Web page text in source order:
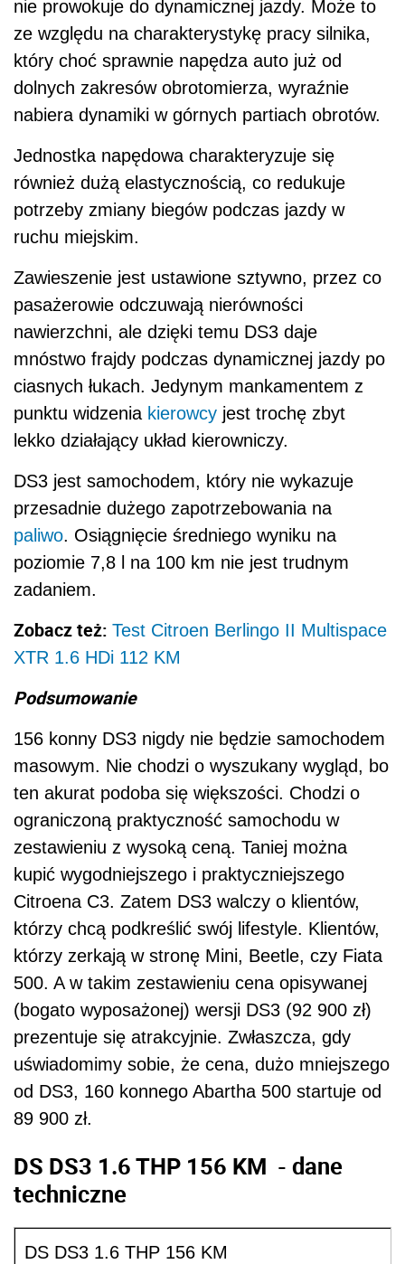
nie prowokuje do dynamicznej jazdy. Może to
ze względu na charakterystykę pracy silnika,
który choć sprawnie napędza auto już od
dolnych zakresów obrotomierza, wyraźnie
nabiera dynamiki w górnych partiach obrotów.
Jednostka napędowa charakteryzuje się
również dużą elastycznością, co redukuje
potrzeby zmiany biegów podczas jazdy w
ruchu miejskim.
Zawieszenie jest ustawione sztywno, przez co
pasażerowie odczuwają nierówności
nawierzchni, ale dzięki temu DS3 daje
mnóstwo frajdy podczas dynamicznej jazdy po
ciasnych łukach. Jedynym mankamentem z
punktu widzenia kierowcy jest trochę zbyt
lekko działający układ kierowniczy.
DS3 jest samochodem, który nie wykazuje
przesadnie dużego zapotrzebowania na
paliwo. Osiągnięcie średniego wyniku na
poziomie 7,8 l na 100 km nie jest trudnym
zadaniem.
Zobacz też: Test Citroen Berlingo II Multispace
XTR 1.6 HDi 112 KM
Podsumowanie
156 konny DS3 nigdy nie będzie samochodem
masowym. Nie chodzi o wyszukany wygląd, bo
ten akurat podoba się większości. Chodzi o
ograniczoną praktyczność samochodu w
zestawieniu z wysoką ceną. Taniej można
kupić wygodniejszego i praktyczniejszego
Citroena C3. Zatem DS3 walczy o klientów,
którzy chcą podkreślić swój lifestyle. Klientów,
którzy zerkają w stronę Mini, Beetle, czy Fiata
500. A w takim zestawieniu cena opisywanej
(bogato wyposażonej) wersji DS3 (92 900 zł)
prezentuje się atrakcyjnie. Zwłaszcza, gdy
uświadomimy sobie, że cena, dużo mniejszego
od DS3, 160 konnego Abartha 500 startuje od
89 900 zł.
DS DS3 1.6 THP 156 KM - dane
techniczne
DS DS3 1.6 THP 156 KM